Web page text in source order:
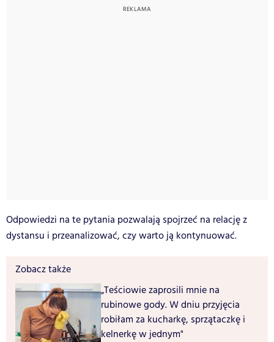
Odpowiedzi na te pytania pozwalają spojrzeć na relację z
dystansu i przeanalizować, czy warto ją kontynuować.
Zobacz także
„Teściowie zaprosili mnie na
rubinowe gody. W dniu przyjęcia
robiłam za kucharkę, sprzątaczkę i
kelnerkę w jednym"